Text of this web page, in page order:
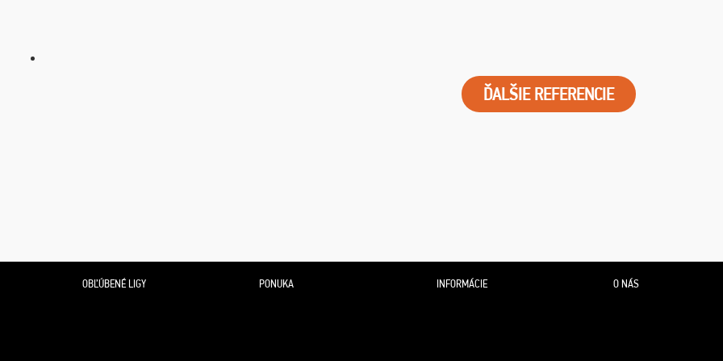
ĎALŠIE REFERENCIE
OBĽÚBENÉ LIGY PONUKA INFORMÁCIE O NÁS